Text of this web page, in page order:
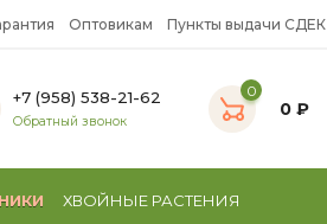
Оптовикам Пункты выдачи СДЕК
+7 (958) 538-21-62
Обратный звонок
0
0 ₽
ХВОЙНЫЕ РАСТЕНИЯ